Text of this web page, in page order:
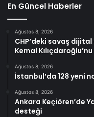
En Güncel Haberler
Ağustos 8, 2026
CHP’deki savaş
Kemal
Ağustos 8, 2026
İstanbul’da 128 yeni
Ağustos 8, 2026
Ankara Keçiören’de
desteği